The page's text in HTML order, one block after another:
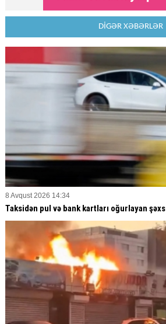
DİGƏR XƏBƏRLƏR
8 Avqust 2026 14:34
Taksidən pul və bank kartları oğurlayan şəxs